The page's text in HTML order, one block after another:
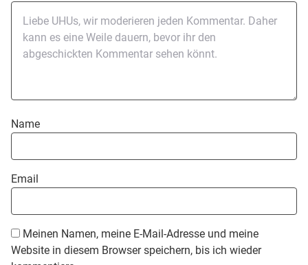
Name
Email
Meinen Namen, meine E-Mail-Adresse und meine
Website in diesem Browser speichern, bis ich wieder